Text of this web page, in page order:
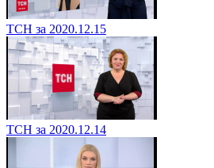
ТСН за 2020.12.15
ТСН за 2020.12.14